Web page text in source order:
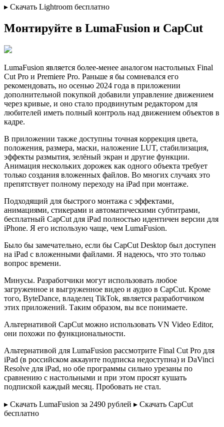
▸ Скачать Lightroom бесплатно
Монтируйте в LumaFusion и CapCut
LumaFusion является более-менее аналогом настольных Final
Cut Pro и Premiеre Pro. Раньше я бы сомневался его
рекомендовать, но осенью 2024 года в приложении
дополнительной покупкой добавили управление движением
через кривые, и оно стало продвинутым редактором для
любителей иметь полный контроль над движением объектов в
кадре.
В приложении также доступны точная коррекция цвета,
положения, размера, маски, наложение LUT, стабилизация,
эффекты размытия, зелёный экран и другие функции.
Анимация нескольких дорожек как одного объекта требует
только создания вложенных файлов. Во многих случаях это
препятствует полному переходу на iPad при монтаже.
Подходящий для быстрого монтажа с эффектами,
анимациями, стикерами и автоматическими субтитрами,
бесплатный CapCut для iPad полностью идентичен версии для
iPhone. Я его использую чаще, чем LumaFusion.
Было бы замечательно, если бы CapCut Desktop был доступен
на iPad с вложенными файлами. Я надеюсь, что это только
вопрос времени.
Минусы. Разработчики могут использовать любое
загруженное и выгруженное видео и аудио в CapCut. Кроме
того, ByteDance, владелец TikTok, является разработчиком
этих приложений. Таким образом, вы все понимаете.
Альтернативой CapCut можно использовать VN Video Editor,
они похожи по функциональности.
Альтернативой для LumaFusion рассмотрите Final Cut Pro для
iPad (в российском аккаунте подписка недоступна) и DaVinci
Resolve для iPad, но обе программы сильно урезаны по
сравнению с настольными и при этом просят кушать
подпиской каждый месяц. Пробовать не стал.
▸ Скачать LumaFusion за 2490 рублей ▸ Скачать CapCut
бесплатно